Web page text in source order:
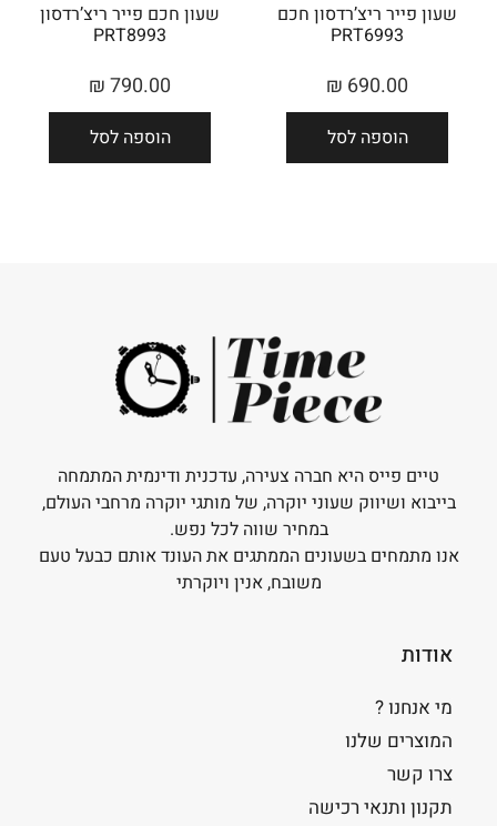
שעון פייר ריצ’רדסון חכם
PRT6993
690.00
₪
הוספה לסל
שעון חכם פייר ריצ’רדסון
PRT8993
790.00
₪
הוספה לסל
טיים פייס היא חברה צעירה, עדכנית ודינמית המתמחה
בייבוא ושיווק שעוני יוקרה, של מותגי יוקרה מרחבי העולם,
במחיר שווה לכל נפש.
אנו מתמחים בשעונים הממתגים את העונד אותם כבעל טעם
משובח, אנין ויוקרתי
אודות
מי אנחנו ?
המוצרים שלנו
צרו קשר
תקנון ותנאי רכישה